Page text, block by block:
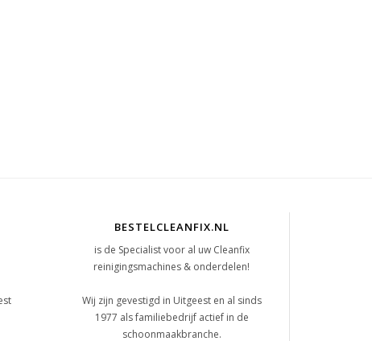
BESTELCLEANFIX.NL
is de Specialist voor al uw Cleanfix
reinigingsmachines & onderdelen!
Wij zijn gevestigd in Uitgeest en al sinds
1977 als familiebedrijf actief in de
schoonmaakbranche.